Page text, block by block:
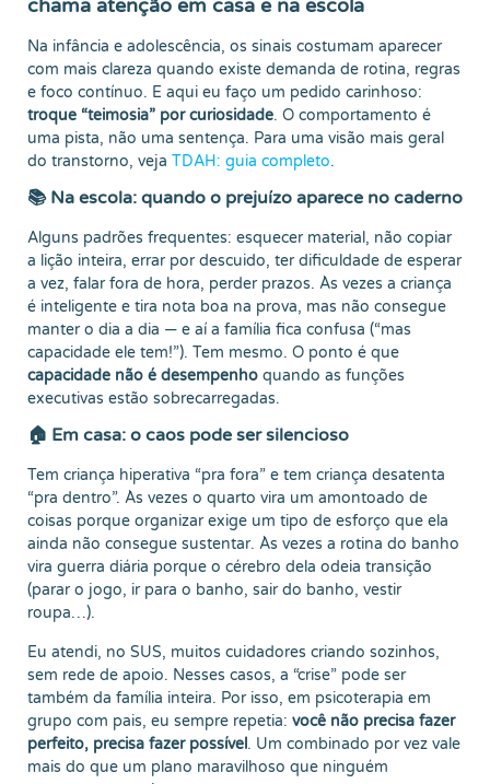
chama atenção em casa e na escola
Na infância e adolescência, os sinais costumam aparecer
com mais clareza quando existe demanda de rotina, regras
e foco contínuo. E aqui eu faço um pedido carinhoso:
troque “teimosia” por curiosidade. O comportamento é
uma pista, não uma sentença. Para uma visão mais geral
do transtorno, veja TDAH: guia completo.
📚 Na escola: quando o prejuízo aparece no caderno
Alguns padrões frequentes: esquecer material, não copiar
a lição inteira, errar por descuido, ter dificuldade de esperar
a vez, falar fora de hora, perder prazos. Às vezes a criança
é inteligente e tira nota boa na prova, mas não consegue
manter o dia a dia — e aí a família fica confusa (“mas
capacidade ele tem!”). Tem mesmo. O ponto é que
capacidade não é desempenho quando as funções
executivas estão sobrecarregadas.
🏠 Em casa: o caos pode ser silencioso
Tem criança hiperativa “pra fora” e tem criança desatenta
“pra dentro”. Às vezes o quarto vira um amontoado de
coisas porque organizar exige um tipo de esforço que ela
ainda não consegue sustentar. Às vezes a rotina do banho
vira guerra diária porque o cérebro dela odeia transição
(parar o jogo, ir para o banho, sair do banho, vestir
roupa…).
Eu atendi, no SUS, muitos cuidadores criando sozinhos,
sem rede de apoio. Nesses casos, a “crise” pode ser
também da família inteira. Por isso, em psicoterapia em
grupo com pais, eu sempre repetia: você não precisa fazer
perfeito, precisa fazer possível. Um combinado por vez vale
mais do que um plano maravilhoso que ninguém